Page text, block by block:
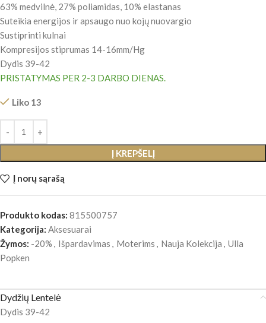
63% medvilnė, 27% poliamidas, 10% elastanas
Suteikia energijos ir apsaugo nuo kojų nuovargio
Sustiprinti kulnai
Kompresijos stiprumas 14-16mm/Hg
Dydis 39-42
PRISTATYMAS PER 2-3 DARBO DIENAS.
Liko 13
Į KREPŠELĮ
Į norų sąrašą
Produkto kodas: 815500757
Kategorija: Aksesuarai
Žymos: -20% Išpardavimas Moterims Nauja Kolekcija
Ulla
Popken
Dydžių Lentelė
Dydis 39-42